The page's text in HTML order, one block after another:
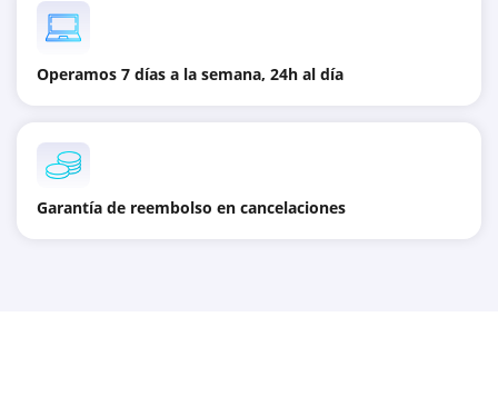
Operamos 7 días a la semana, 24h al día
Garantía de reembolso en cancelaciones